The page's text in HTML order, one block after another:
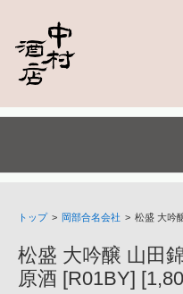
トップ > 岡部合名会社 > 松盛 大吟
松盛 大吟醸 山田
原酒 [R01BY]